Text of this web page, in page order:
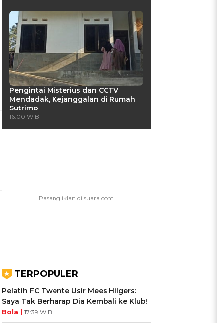
Pengintai Misterius dan CCTV
Mendadak, Kejanggalan di Rumah
Sutrimo
16:00 WIB
TERPOPULER
Pelatih FC Twente Usir Mees Hilgers:
Saya Tak Berharap Dia Kembali ke Klub!
Bola | 17:39 WIB